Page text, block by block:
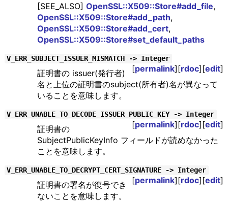
[SEE_ALSO] OpenSSL::X509::Store#add_file,
OpenSSL::X509::Store#add_path,
OpenSSL::X509::Store#add_cert,
OpenSSL::X509::Store#set_default_paths
V_ERR_SUBJECT_ISSUER_MISMATCH -> Integer
[permalink][rdoc][edit]
証明書の issuer(発行者)
名と上位の証明書のsubject(所有者)名が異なって
いることを意味します。
V_ERR_UNABLE_TO_DECODE_ISSUER_PUBLIC_KEY -> Integer
[permalink][rdoc][edit]
証明書の
SubjectPublicKeyInfo フィールドが読めなかった
ことを意味します。
V_ERR_UNABLE_TO_DECRYPT_CERT_SIGNATURE -> Integer
[permalink][rdoc][edit]
証明書の署名が復号でき
ないことを意味します。